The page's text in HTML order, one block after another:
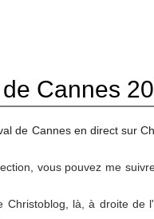
Cannes
de Cannes en direct sur
vous pouvez me
là, à droite de